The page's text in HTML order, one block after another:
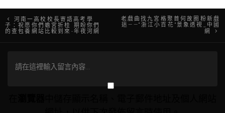
文
章
導
河南一高校校長寄語高考學
子：祝愿你們蟾宮折桂 期盼你們
的查包養網站比較到來-年夜河網
老戲曲找九宮格聚首何故圈粉新戲
迷——“浙江小百花”景象透視_中國
網